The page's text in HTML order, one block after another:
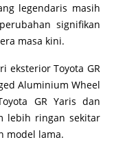
legendaris masih
signifikan
masa kini.
eksterior Toyota GR
Aluminium Wheel
GR Yaris dan
lebih ringan sekitar
model lama.